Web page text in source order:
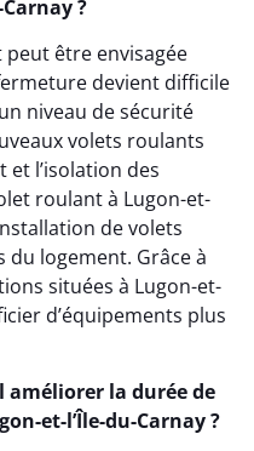
?
être envisagée
devient difficile
niveau de sécurité
volets roulants
l’isolation des
roulant à Lugon-et-
de volets
du logement. Grâce à
situées à Lugon-et-
d’équipements plus
améliorer la durée de
et-l’Île-du-Carnay ?